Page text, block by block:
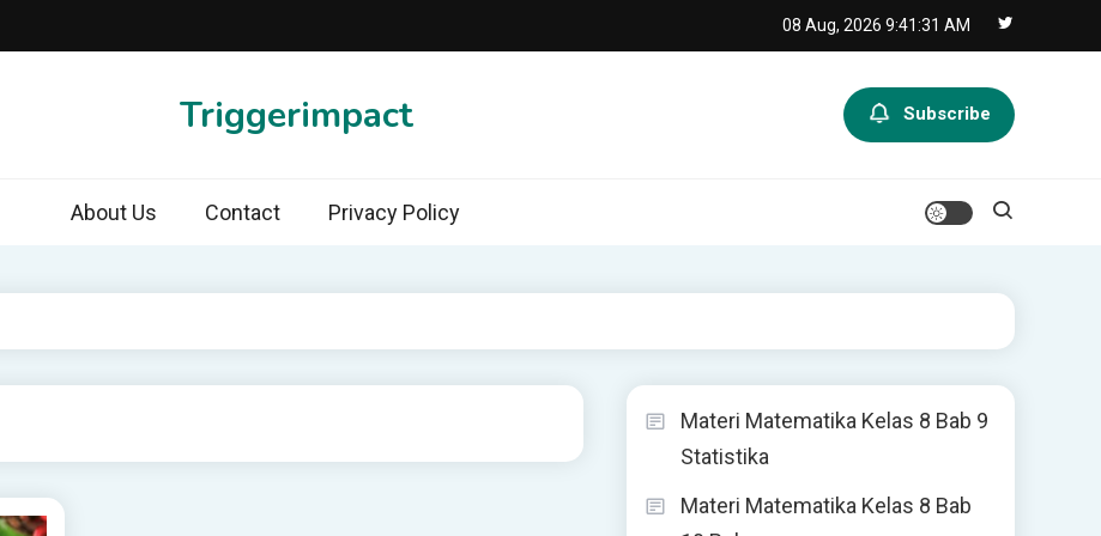
08 Aug, 2026 9:41:31 AM
Triggerimpact Subscribe
About Us Contact Privacy Policy
Materi Matematika Kelas 8 Bab 9
Statistika
Materi Matematika Kelas 8 Bab